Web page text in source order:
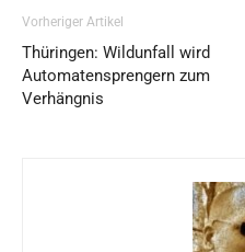
Vorheriger Artikel
Thüringen: Wildunfall wird
Automatensprengern zum
Verhängnis